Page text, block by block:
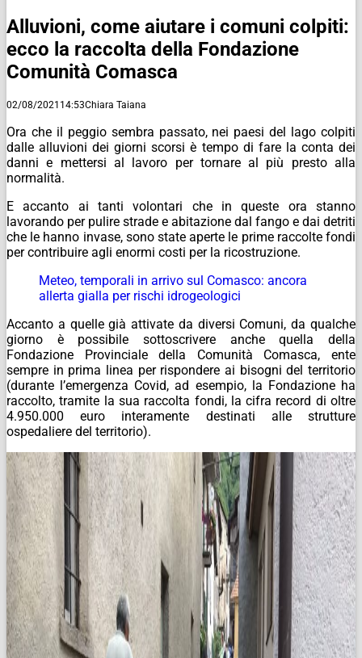
Alluvioni, come aiutare i comuni colpiti:
ecco la raccolta della Fondazione
Comunità Comasca
02/08/2021 14:53Chiara Taiana
Ora che il peggio sembra passato, nei paesi del lago colpiti
dalle alluvioni dei giorni scorsi è tempo di fare la conta dei
danni e mettersi al lavoro per tornare al più presto alla
normalità.
E accanto ai tanti volontari che in queste ora stanno
lavorando per pulire strade e abitazione dal fango e dai detriti
che le hanno invase, sono state aperte le prime raccolte fondi
per contribuire agli enormi costi per la ricostruzione.
Meteo, temporali in arrivo sul Comasco: ancora
allerta gialla per rischi idrogeologici
Accanto a quelle già attivate da diversi Comuni, da qualche
giorno è possibile sottoscrivere anche quella della
Fondazione Provinciale della Comunità Comasca, ente
sempre in prima linea per rispondere ai bisogni del territorio
(durante l’emergenza Covid, ad esempio, la Fondazione ha
raccolto, tramite la sua raccolta fondi, la cifra record di oltre
4.950.000 euro interamente destinati alle strutture
ospedaliere del territorio).